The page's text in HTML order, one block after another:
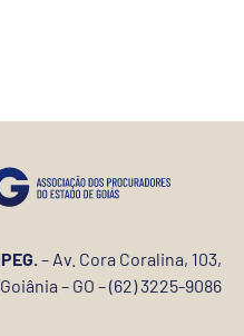
– Av. Cora Coralina, 103,
– GO – (62) 3225-9086